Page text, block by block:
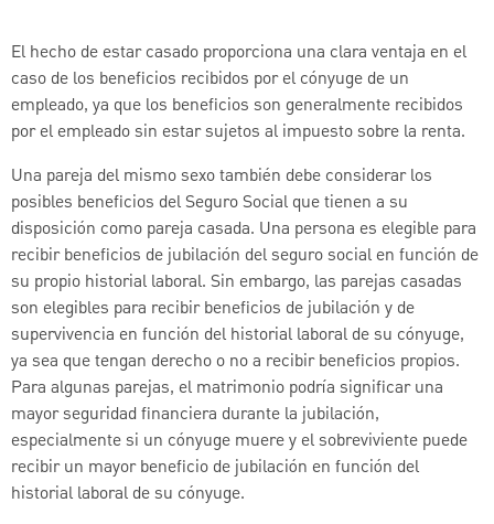
El hecho de estar casado proporciona una clara ventaja en el
caso de los beneficios recibidos por el cónyuge de un
empleado, ya que los beneficios son generalmente recibidos
por el empleado sin estar sujetos al impuesto sobre la renta.
Una pareja del mismo sexo también debe considerar los
posibles beneficios del Seguro Social que tienen a su
disposición como pareja casada. Una persona es elegible para
recibir beneficios de jubilación del seguro social en función de
su propio historial laboral. Sin embargo, las parejas casadas
son elegibles para recibir beneficios de jubilación y de
supervivencia en función del historial laboral de su cónyuge,
ya sea que tengan derecho o no a recibir beneficios propios.
Para algunas parejas, el matrimonio podría significar una
mayor seguridad financiera durante la jubilación,
especialmente si un cónyuge muere y el sobreviviente puede
recibir un mayor beneficio de jubilación en función del
historial laboral de su cónyuge.